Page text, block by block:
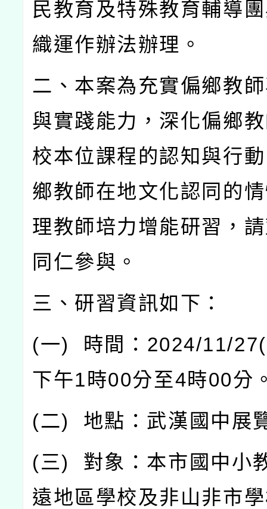
民教育及特殊教育輔導
織運作辦法辦理。
二、本案為充實偏鄉教
與實踐能力，深化偏鄉
校本位課程的認知與行
鄉教師在地文化認同的
理教師培力增能研習，
同仁參與。
三、研習資訊如下：
(一) 時間： 2024/11/27(
下午1 時00分至4時00分
(二) 地點：武漢國中展
(三) 對象：本市國中小
遠地區學校及非山非市